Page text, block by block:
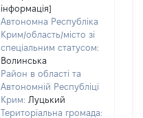
інформація]
Автономна Республіка
Крим/область/місто зі
спеціальним статусом:
Волинська
Район в області та
Автономній Республіці
Крим: Луцький
Територіальна громада: